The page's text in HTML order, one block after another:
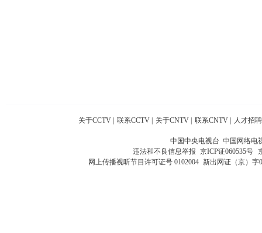
关于CCTV 联系CCTV 关于CNTV 联系CNTV 人才招聘
中国中央电视台 中国网络电
违法和不良信息举报 京ICP证060535号
网上传播视听节目许可证号 0102004 新出网证（京）